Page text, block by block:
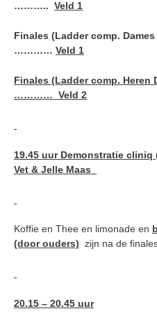
……….. Veld 1
Finales (Ladder comp.
………… Veld 1
Finales (Ladder comp.
………… Veld 2
19.45 uur Demonstratie cliniq
Vet & Jelle Maas
Koffie en Thee en limonade en
(door ouders) zijn na de
20.15 – 20.45 uur